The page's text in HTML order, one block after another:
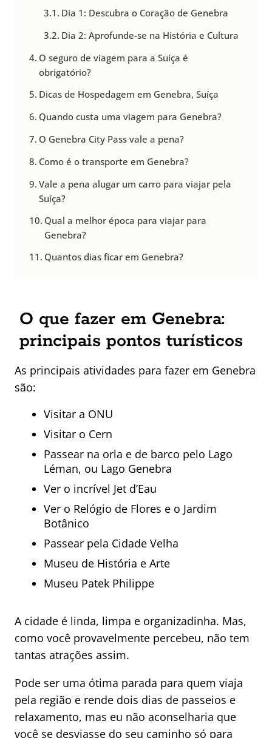
Dia 1: Descubra o Coração de Genebra
Dia 2: Aprofunde-se na História e Cultura
O seguro de viagem para a Suíça é
obrigatório?
Dicas de Hospedagem em Genebra, Suíça
Quando custa uma viagem para Genebra?
O Genebra City Pass vale a pena?
Como é o transporte em Genebra?
Vale a pena alugar um carro para viajar pela
Suíça?
Qual a melhor época para viajar para
Genebra?
Quantos dias ficar em Genebra?
O que fazer em Genebra:
principais pontos turísticos
As principais atividades para fazer em Genebra
são:
Visitar a ONU
Visitar o Cern
Passear na orla e de barco pelo Lago
Léman, ou Lago Genebra
Ver o incrível Jet d’Eau
Ver o Relógio de Flores e o Jardim
Botânico
Passear pela Cidade Velha
Museu de História e Arte
Museu Patek Philippe
A cidade é linda, limpa e organizadinha. Mas,
como você provavelmente percebeu, não tem
tantas atrações assim.
Pode ser uma ótima parada para quem viaja
pela região e rende dois dias de passeios e
relaxamento, mas eu não aconselharia que
você se desviasse do seu caminho só para